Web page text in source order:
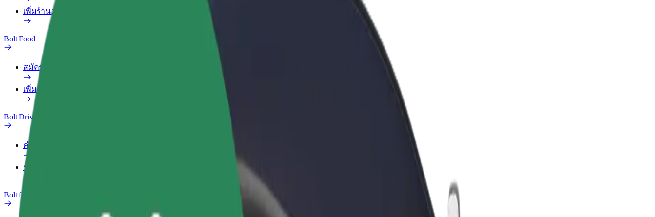
เพิ่มร้านอาหารหรือร้านค้า
Bolt Food
สมัครเป็นคนส่งของ
เพิ่มร้านอาหารหรือร้านค้า
Bolt Drive
คำถามที่พบบ่อย
รายงานรถ
Bolt for Business